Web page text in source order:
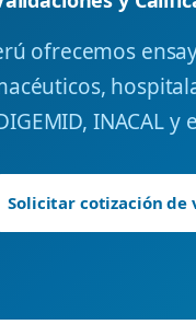
ofrecemos
INACAL
Solicitar cotización de